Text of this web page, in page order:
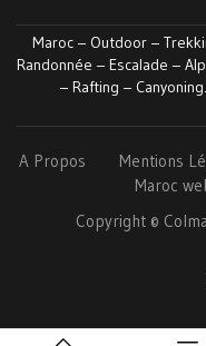
Maroc – Outdoor –
Randonnée – Escalade –
– Rafting – Canyoning.
A Propos Mentions
Maroc
Copyright ©